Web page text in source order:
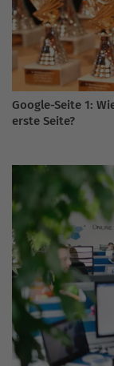
Google-Seite 1:
erste Seite?